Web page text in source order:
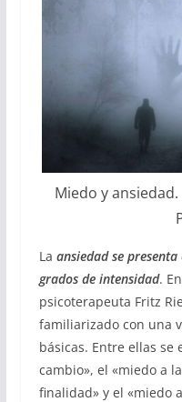
Miedo y
La ansiedad se
grados de intensidad.
psicoterapeuta Fritz
familiarizado con una
básicas. Entre ellas se
cambio», el «miedo a
finalidad» y el «miedo